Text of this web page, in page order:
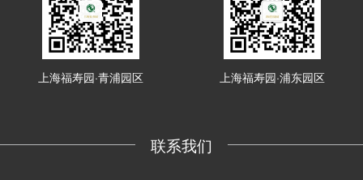
上海福寿园·青浦园区 上海福寿园·浦东园区
联系我们